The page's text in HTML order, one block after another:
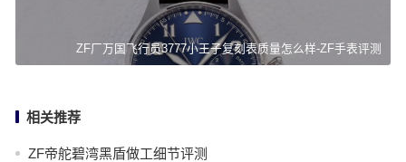
ZF厂万国飞行员3777小王子复刻表质量怎么样-ZF手表评测
相关推荐
ZF帝舵碧湾黑盾做工细节评测